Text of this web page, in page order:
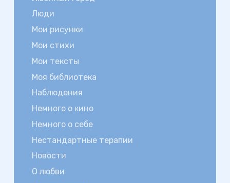
Люди
Мои рисунки
Мои стихи
Мои тексты
Моя библиотека
Наблюдения
Немного о кино
Немного о себе
Нестандартные терапии
Новости
О любви